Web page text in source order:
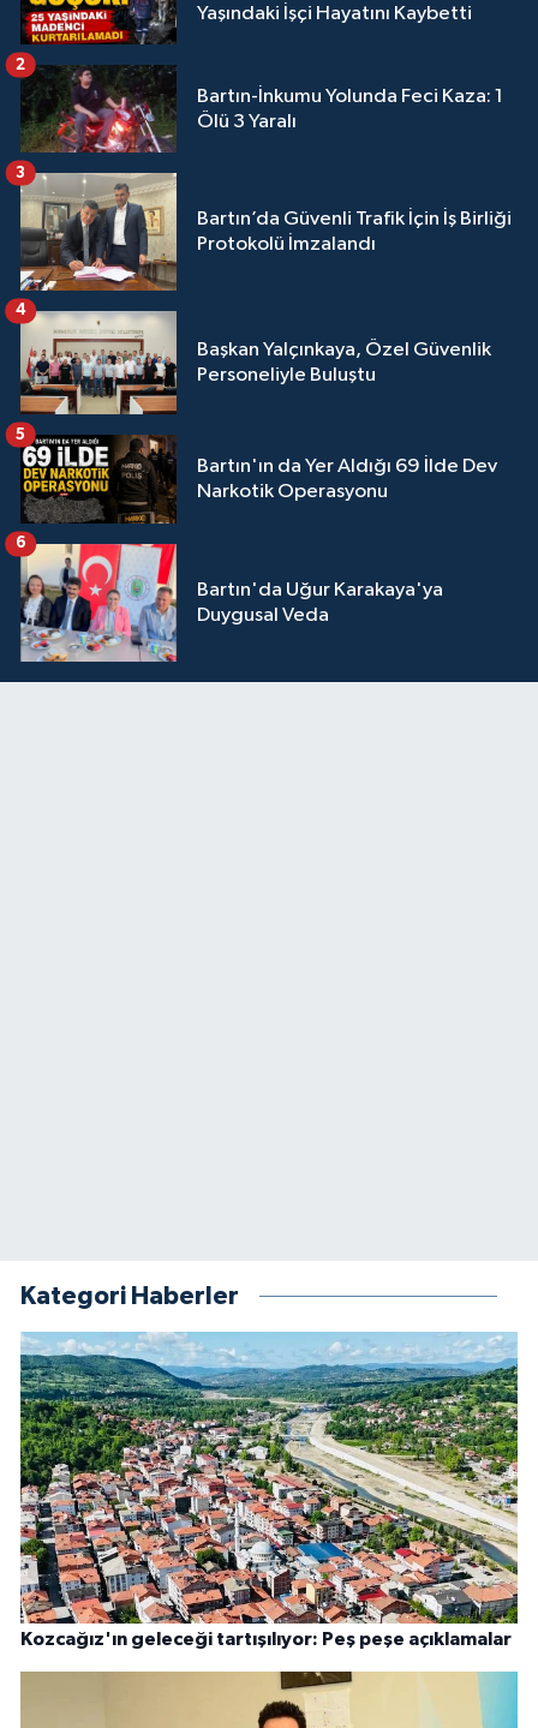
Yaşındaki İşçi Hayatını Kaybetti
Bartın-İnkumu Yolunda Feci Kaza: 1
Ölü 3 Yaralı
2
Bartın’da Güvenli Trafik İçin İş Birliği
Protokolü İmzalandı
3
Başkan Yalçınkaya, Özel Güvenlik
Personeliyle Buluştu
4
Bartın'ın da Yer Aldığı 69 İlde Dev
Narkotik Operasyonu
5
Bartın'da Uğur Karakaya'ya
Duygusal Veda
6
Kategori Haberler
Kozcağız'ın geleceği tartışılıyor: Peş peşe açıklamalar